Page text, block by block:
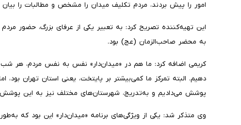
امور را پیش بردند، مردم تکلیف میدان را مشخص و مطالبات را بیان
این تهیه‌کننده تصریح کرد: به تعبیر یکی از عرفای بزرگ، حضور
به محضر صاحب‌الزمان (عج) بود.
کریمی اضافه کرد: ما هم در «میدان‌دار» نفس به نفس مردم، هر
دهیم. البته تمرکز ما کمی‌بیشتر بر پایتخت، یعنی استان تهران بود،
پوشش می‌دادیم و به‌تدریج، شهرستان‌های مختلف نیز به این پوشش
وی متذکر شد: یکی از ویژگی‌های برنامه «میدان‌دار» این بود که